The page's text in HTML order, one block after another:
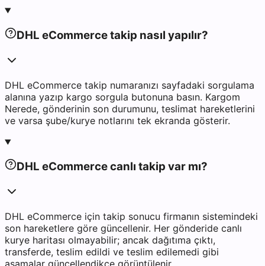
DHL eCommerce takip nasıl yapılır?
DHL eCommerce takip numaranızı sayfadaki sorgulama
alanına yazıp kargo sorgula butonuna basın. Kargom
Nerede, gönderinin son durumunu, teslimat hareketlerini
ve varsa şube/kurye notlarını tek ekranda gösterir.
DHL eCommerce canlı takip var mı?
DHL eCommerce için takip sonucu firmanın sistemindeki
son hareketlere göre güncellenir. Her gönderide canlı
kurye haritası olmayabilir; ancak dağıtıma çıktı,
transferde, teslim edildi ve teslim edilemedi gibi